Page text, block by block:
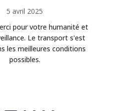
5 avril 2025
pour votre humanité et
Le transport s'est
les meilleures conditions
possibles.